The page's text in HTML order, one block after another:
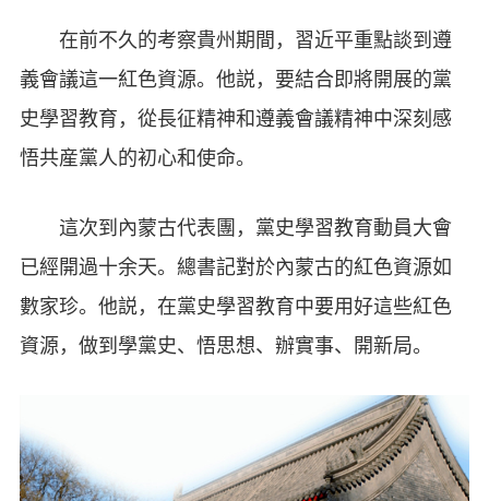
在前不久的考察貴州期間，習近平重點談到遵
義會議這一紅色資源。他説，要結合即將開展的黨
史學習教育，從長征精神和遵義會議精神中深刻感
悟共産黨人的初心和使命。
這次到內蒙古代表團，黨史學習教育動員大會
已經開過十余天。總書記對於內蒙古的紅色資源如
數家珍。他説，在黨史學習教育中要用好這些紅色
資源，做到學黨史、悟思想、辦實事、開新局。